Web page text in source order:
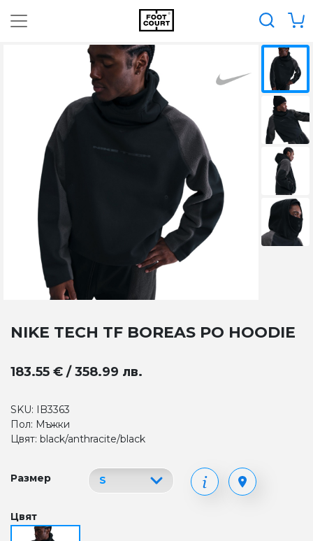
NIKE TECH TF BOREAS PO HOODIE
183.55 € / 358.99 лв.
SKU: IB3363
Пол: Мъжки
Цвят: black/anthracite/black
Размер
Цвят